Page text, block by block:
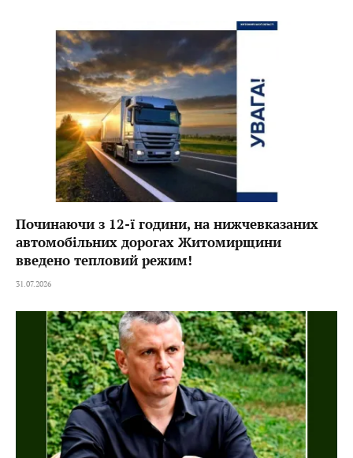
Починаючи з 12-ї години, на нижчевказаних
автомобільних дорогах Житомирщини
введено тепловий режим!
31.07.2026